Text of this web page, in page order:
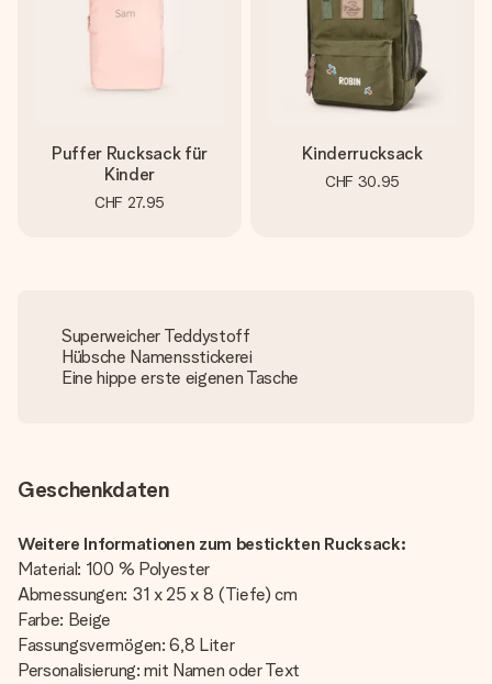
Puffer Rucksack für
Kinder
CHF 27.95
Kinderrucksack
CHF 30.95
Superweicher Teddystoff
Hübsche Namensstickerei
Eine hippe erste eigenen Tasche
Geschenkdaten
Weitere Informationen zum bestickten Rucksack:
Material: 100 % Polyester
Abmessungen: 31 x 25 x 8 (Tiefe) cm
Farbe: Beige
Fassungsvermögen: 6,8 Liter
Personalisierung: mit Namen oder Text